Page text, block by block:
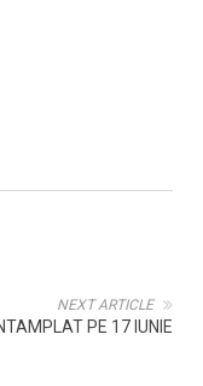
NEXT ARTICLE
PE 17 IUNIE